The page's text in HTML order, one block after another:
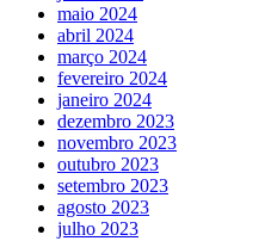
maio 2024
abril 2024
março 2024
fevereiro 2024
janeiro 2024
dezembro 2023
novembro 2023
outubro 2023
setembro 2023
agosto 2023
julho 2023